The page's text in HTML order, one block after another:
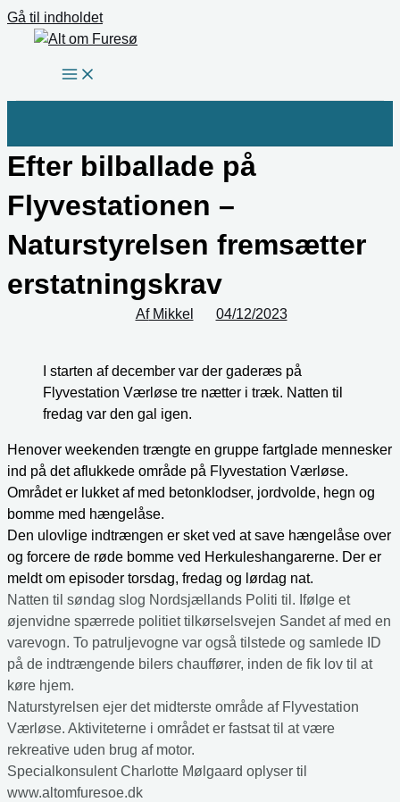
Gå til indholdet
Efter bilballade på
Flyvestationen –
Naturstyrelsen fremsætter
erstatningskrav
AfMikkel 04/12/2023
I starten af december var der gaderæs på
Flyvestation Værløse tre nætter i træk. Natten til
fredag var den gal igen.
Henover weekenden trængte en gruppe fartglade mennesker
ind på det aflukkede område på Flyvestation Værløse.
Området er lukket af med betonklodser, jordvolde, hegn og
bomme med hængelåse.
Den ulovlige indtrængen er sket ved at save hængelåse over
og forcere de røde bomme ved Herkuleshangarerne. Der er
meldt om episoder torsdag, fredag og lørdag nat.
Natten til søndag slog Nordsjællands Politi til. Ifølge et
øjenvidne spærrede politiet tilkørselsvejen Sandet af med en
varevogn. To patruljevogne var også tilstede og samlede ID
på de indtrængende bilers chauffører, inden de fik lov til at
køre hjem.
Naturstyrelsen ejer det midterste område af Flyvestation
Værløse. Aktiviteterne i området er fastsat til at være
rekreative uden brug af motor.
Specialkonsulent Charlotte Mølgaard oplyser til
www.altomfuresoe.dk